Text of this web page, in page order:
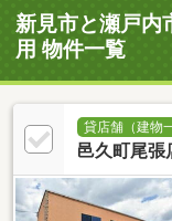
新見市と瀬戸内
用 物件一覧
貸店舗（建物
邑久町尾張